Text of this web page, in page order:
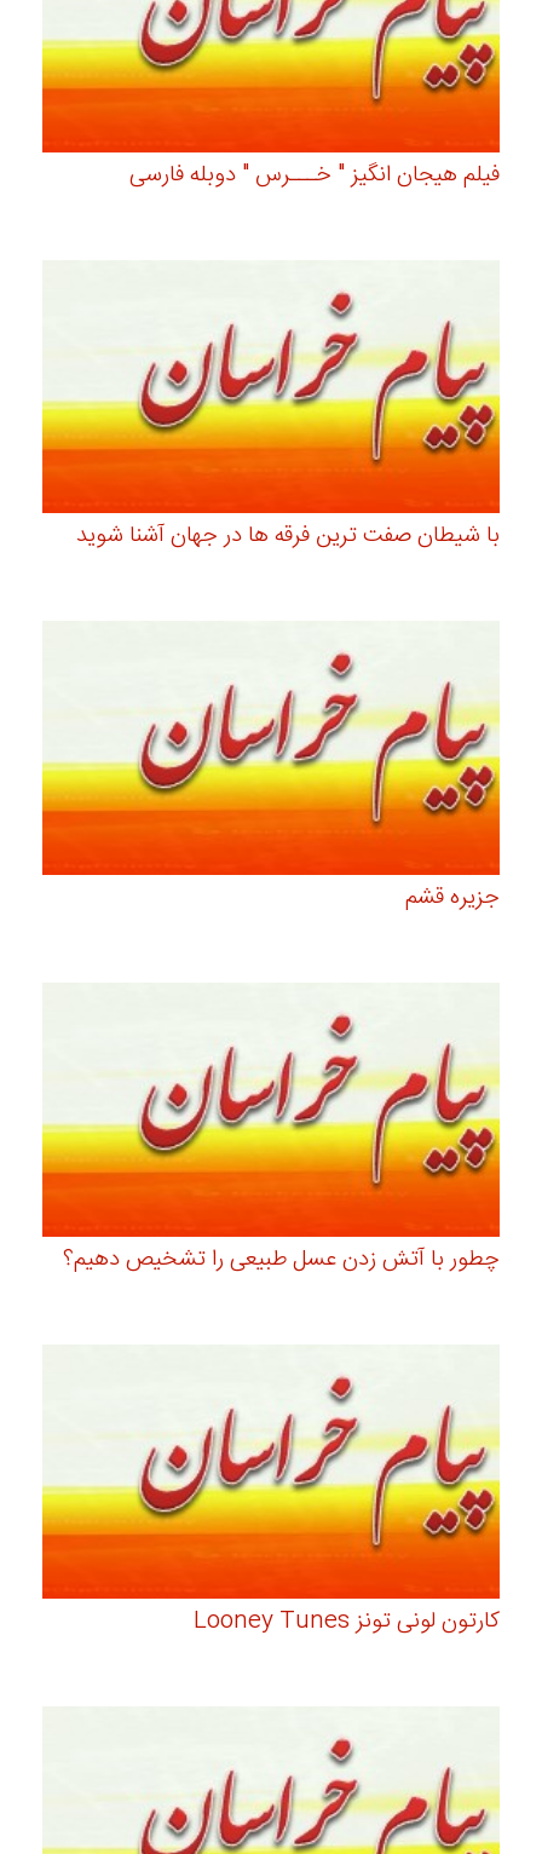
فیلم هیجان انگیز " خـــرس " دوبله فارسی
با شیطان صفت ترین فرقه ها در جهان آشنا شوید
جزیره قشم
چطور با آتش زدن عسل طبیعی را تشخیص دهیم؟
کارتون لونی تونز Looney Tunes